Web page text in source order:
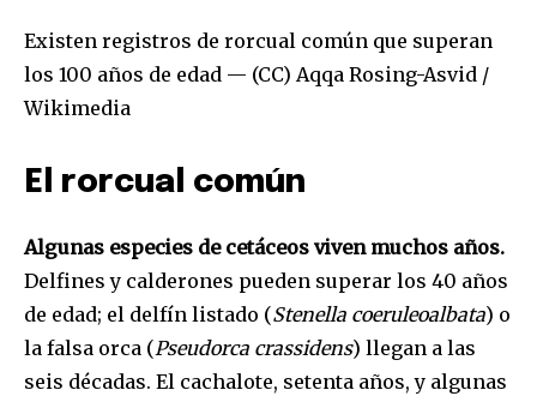
Existen registros de rorcual común que superan
los 100 años de edad — (CC) Aqqa Rosing-Asvid /
Wikimedia
El rorcual común
Algunas especies de cetáceos viven muchos años.
Delfines y calderones pueden superar los 40 años
de edad; el delfín listado (Stenella coeruleoalbata) o
la falsa orca (Pseudorca crassidens) llegan a las
seis décadas. El cachalote, setenta años, y algunas